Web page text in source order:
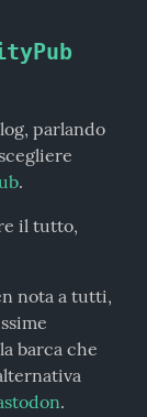
parlando
.
il tutto,
nota a tutti,
barca che
.